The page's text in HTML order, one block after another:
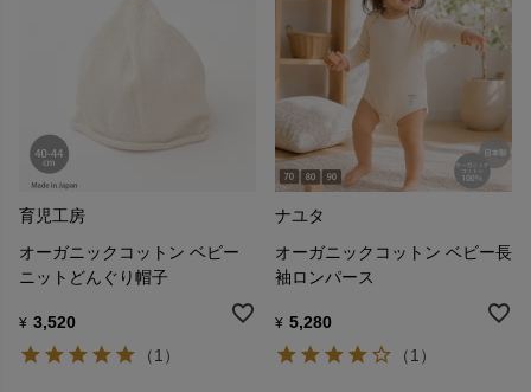
育児工房
オーガニックコットン ベビー
ニットどんぐり帽子
¥ 3,520
（1）
ナユタ
オーガニックコットン ベビー長
袖ロンパース
¥ 5,280
（1）